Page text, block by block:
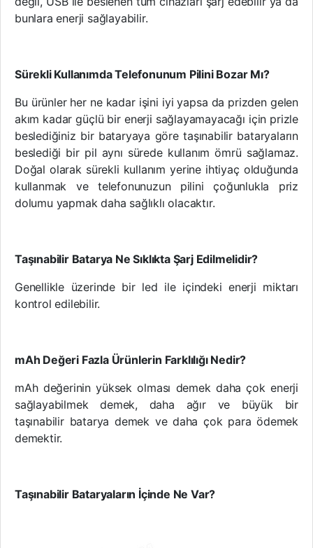
bunlara enerji sağlayabilir.
Sürekli Kullanımda Telefonunum Pilini Bozar Mı?
Bu ürünler her ne kadar işini iyi yapsa da prizden gelen
akım kadar güçlü bir enerji sağlayamayacağı için prizle
beslediğiniz bir bataryaya göre taşınabilir bataryaların
beslediği bir pil aynı sürede kullanım ömrü sağlamaz.
Doğal olarak sürekli kullanım yerine ihtiyaç olduğunda
kullanmak ve telefonunuzun pilini çoğunlukla priz
dolumu yapmak daha sağlıklı olacaktır.
Taşınabilir Batarya Ne Sıklıkta Şarj Edilmelidir?
Genellikle üzerinde bir led ile içindeki enerji miktarı
kontrol edilebilir.
mAh Değeri Fazla Ürünlerin Farklılığı Nedir?
mAh değerinin yüksek olması demek daha çok enerji
sağlayabilmek demek, daha ağır ve büyük bir
taşınabilir batarya demek ve daha çok para ödemek
demektir.
Taşınabilir Bataryaların İçinde Ne Var?